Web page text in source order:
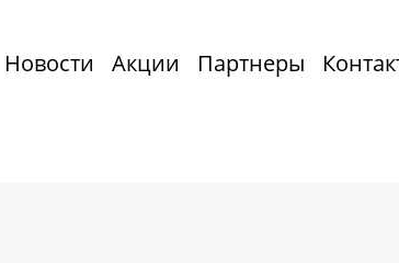
Новости Акции Партнеры